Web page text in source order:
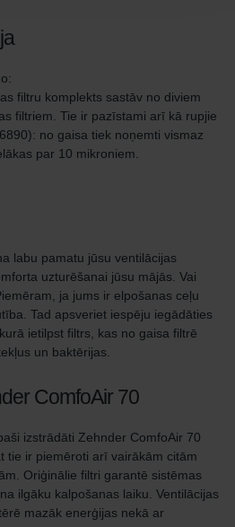
filtru komplekts sastāv no diviem
filtriem. Tie ir pazīstami arī kā rupjie
no gaisa tiek noņemti vismaz
par 10 mikroniem.
labu pamatu jūsu ventilācijas
uzturēšanai jūsu mājās. Vai
ja jums ir elpošanas ceļu
Tad apsveriet iespēju iegādāties
ietilpst filtrs, kas no gaisa filtrē
un baktērijas.
ComfoAir 70
izstrādāti Zehnder ComfoAir 70
tie ir piemēroti arī vairākām citām
Oriģinālie filtri garantē sistēmas
ilgāku kalpošanas laiku. Ventilācijas
mazāk enerģijas nekā ar